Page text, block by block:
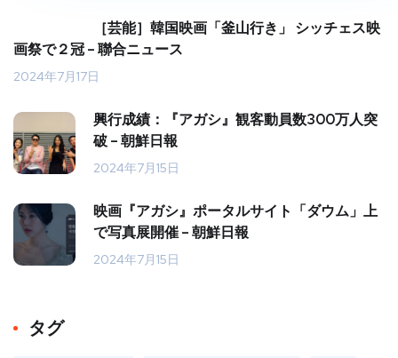
［芸能］韓国映画「釜山行き」 シッチェス映
画祭で２冠 – 聯合ニュース
2024年7月17日
興行成績：『アガシ』観客動員数300万人突
破 – 朝鮮日報
2024年7月15日
映画『アガシ』ポータルサイト「ダウム」上
で写真展開催 – 朝鮮日報
2024年7月15日
タグ